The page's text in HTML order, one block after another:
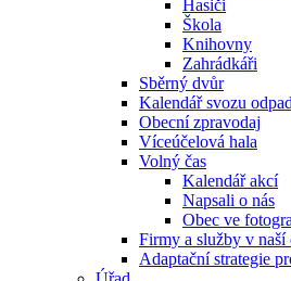
Hasiči
Škola
Knihovny
Zahrádkáři
Sběrný dvůr
Kalendář svozu
Obecní zpravodaj
Víceúčelová hala
Volný čas
Kalendář akcí
Napsali o nás
Obec ve
Firmy a služby v naší
Adaptační strategie